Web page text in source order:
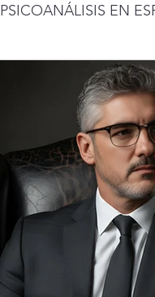
PSICOANÁLISIS EN